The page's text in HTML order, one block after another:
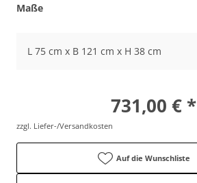
Maße
L 75 cm x B 121 cm x H 38 cm
731,00 € *
zzgl. Liefer-/Versandkosten
Auf die Wunschliste